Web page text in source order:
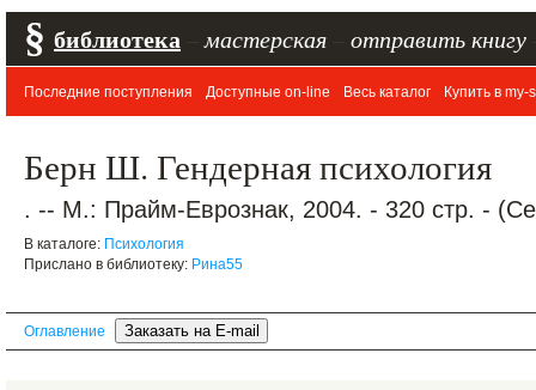
§ библиотека мастерская отправить книгу
Последние поступления Доступные on-line Весь каталог Купить в my-
Берн Ш. Гендерная психология
. -- М.: Прайм-Еврознак, 2004. - 320 стр. -
В каталоге: Психология
Прислано в библиотеку: Рина55
Оглавление